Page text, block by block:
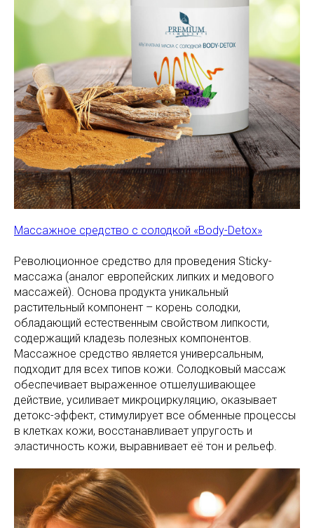
Массажное средство с солодкой «Body-Detox»
Революционное средство для проведения Sticky-
массажа (аналог европейских липких и медового
массажей). Основа продукта уникальный
растительный компонент – корень солодки,
обладающий естественным свойством липкости,
содержащий кладезь полезных компонентов.
Массажное средство является универсальным,
подходит для всех типов кожи. Солодковый массаж
обеспечивает выраженное отшелушивающее
действие, усиливает микроциркуляцию, оказывает
детокс-эффект, стимулирует все обменные процессы
в клетках кожи, восстанавливает упругость и
эластичность кожи, выравнивает её тон и рельеф.